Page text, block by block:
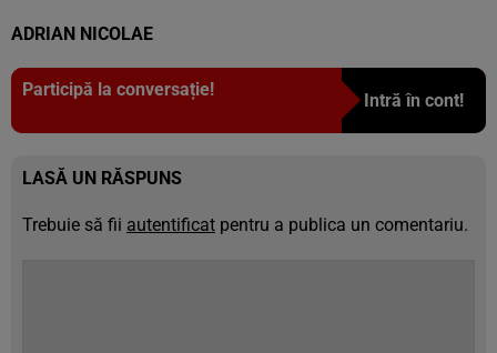
ADRIAN NICOLAE
Participă la conversație!
Intră în cont!
LASĂ UN RĂSPUNS
Trebuie să fii autentificat pentru a publica un comentariu.